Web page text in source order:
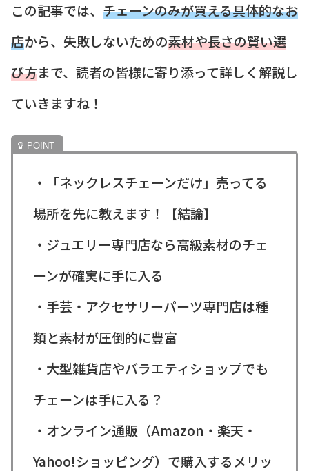
この記事では、 チェーンのみが買える具体的なお
店から、失敗しないための素材や長さの賢い選
び方まで、読者の皆様に寄り添って詳しく解説し
ていきますね！
・「ネックレスチェーンだけ」売ってる
場所を先に教えます！【結論】
・ジュエリー専門店なら高級素材のチェ
ーンが確実に手に入る
・手芸・アクセサリーパーツ専門店は種
類と素材が圧倒的に豊富
・大型雑貨店やバラエティショップでも
チェーンは手に入る？
・オンライン通販（Amazon・楽天・
Yahoo!ショッピング）で購入するメリッ